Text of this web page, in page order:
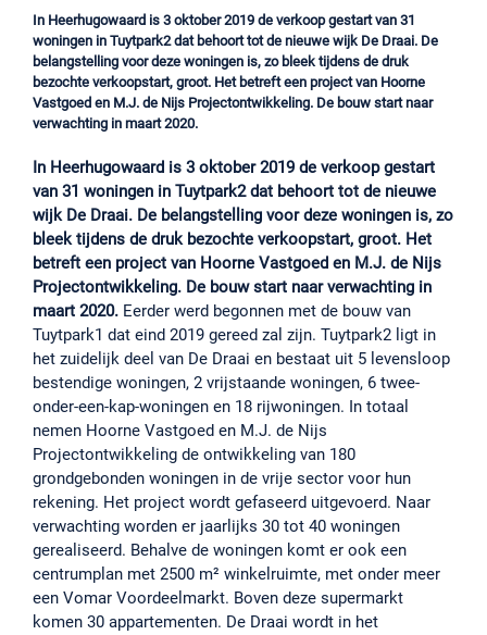
In Heerhugowaard is 3 oktober 2019 de verkoop gestart van 31
woningen in Tuytpark2 dat behoort tot de nieuwe wijk De Draai. De
belangstelling voor deze woningen is, zo bleek tijdens de druk
bezochte verkoopstart, groot. Het betreft een project van Hoorne
Vastgoed en M.J. de Nijs Projectontwikkeling. De bouw start naar
verwachting in maart 2020.
In Heerhugowaard is 3 oktober 2019 de verkoop gestart
van 31 woningen in Tuytpark2 dat behoort tot de nieuwe
wijk De Draai. De belangstelling voor deze woningen is, zo
bleek tijdens de druk bezochte verkoopstart, groot. Het
betreft een project van Hoorne Vastgoed en M.J. de Nijs
Projectontwikkeling. De bouw start naar verwachting in
maart 2020. Eerder werd begonnen met de bouw van
Tuytpark1 dat eind 2019 gereed zal zijn. Tuytpark2 ligt in
het zuidelijk deel van De Draai en bestaat uit 5 levensloop
bestendige woningen, 2 vrijstaande woningen, 6 twee-
onder-een-kap-woningen en 18 rijwoningen. In totaal
nemen Hoorne Vastgoed en M.J. de Nijs
Projectontwikkeling de ontwikkeling van 180
grondgebonden woningen in de vrije sector voor hun
rekening. Het project wordt gefaseerd uitgevoerd. Naar
verwachting worden er jaarlijks 30 tot 40 woningen
gerealiseerd. Behalve de woningen komt er ook een
centrumplan met 2500 m² winkelruimte, met onder meer
een Vomar Voordeelmarkt. Boven deze supermarkt
komen 30 appartementen. De Draai wordt in het